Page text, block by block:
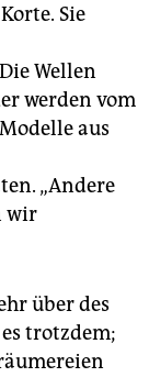
Sie
Wellen
werden vom
aus
„Andere
wir
über des
trotzdem;